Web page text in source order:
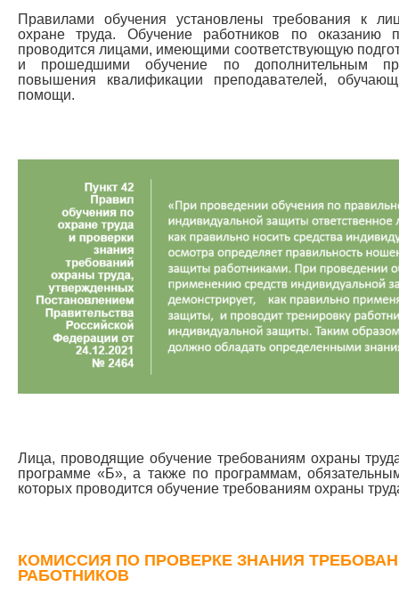
Правилами обучения установлены требования к
охране труда. Обучение работников по оказанию
проводится лицами, имеющими соответствующую
и прошедшими обучение по дополнительным
повышения квалификации преподавателей,
помощи.
Лица, проводящие обучение требованиям охраны
программе «Б», а также по программам,
которых проводится обучение требованиям охраны
КОМИССИЯ ПО ПРОВЕРКЕ ЗНАНИЯ
РАБОТНИКОВ